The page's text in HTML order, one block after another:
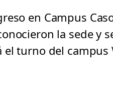
en Campus
la sede y
el turno del campus